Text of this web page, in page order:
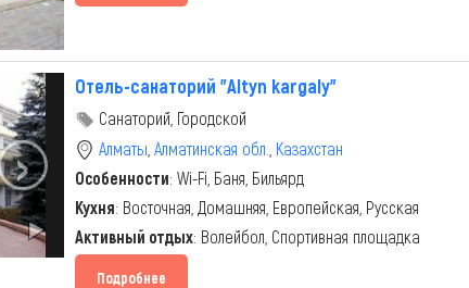
›
Отель-санаторий "Altyn kargaly"
Санаторий, Городской
Алматы Алматинская обл. Казахстан
Особенности: Wi-Fi, Баня, Бильярд
Кухня: Восточная, Домашняя, Европейская, Русская
Активный отдых: Волейбол, Спортивная площадка
Подробнее